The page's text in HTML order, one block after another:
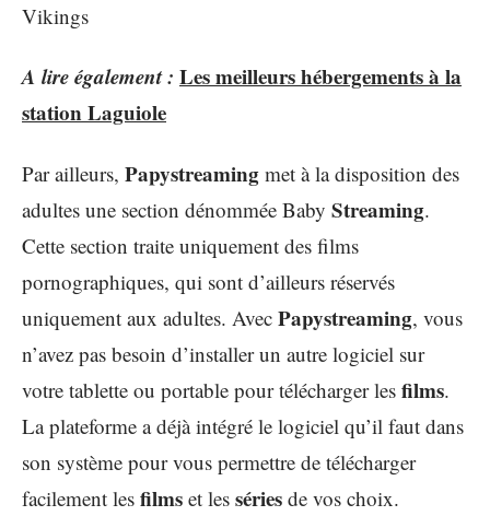
Vikings
A lire également : Les meilleurs hébergements à la
station Laguiole
Par ailleurs, Papystreaming met à la disposition des
adultes une section dénommée Baby Streaming.
Cette section traite uniquement des films
pornographiques, qui sont d’ailleurs réservés
uniquement aux adultes. Avec Papystreaming, vous
n’avez pas besoin d’installer un autre logiciel sur
votre tablette ou portable pour télécharger les films.
La plateforme a déjà intégré le logiciel qu’il faut dans
son système pour vous permettre de télécharger
facilement les films et les séries de vos choix.